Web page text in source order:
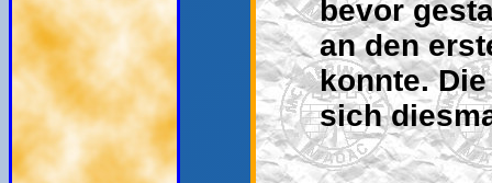
bevor
an den
konnte.
sich